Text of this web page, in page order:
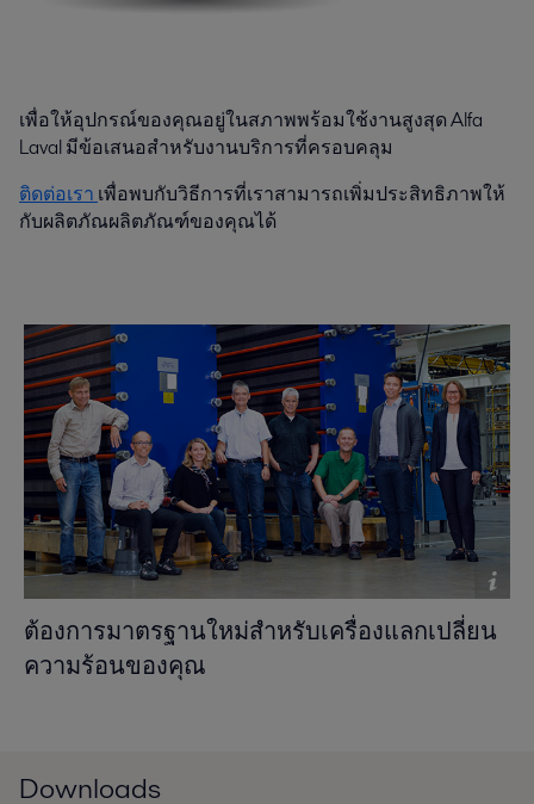
เพื่อให้อุปกรณ์ของคุณอยู่ในสภาพพร้อมใช้งานสูงสุด Alfa
Laval มีข้อเสนอสำหรับงานบริการที่ครอบคลุม
ติดต่อเรา เพื่อพบกับวิธีการที่เราสามารถเพิ่มประสิทธิภาพให้
กับผลิตภัณผลิตภัณฑ์ของคุณได้
ต้องการมาตรฐานใหม่สำหรับเครื่องแลกเปลี่ยน
ความร้อนของคุณ
Downloads